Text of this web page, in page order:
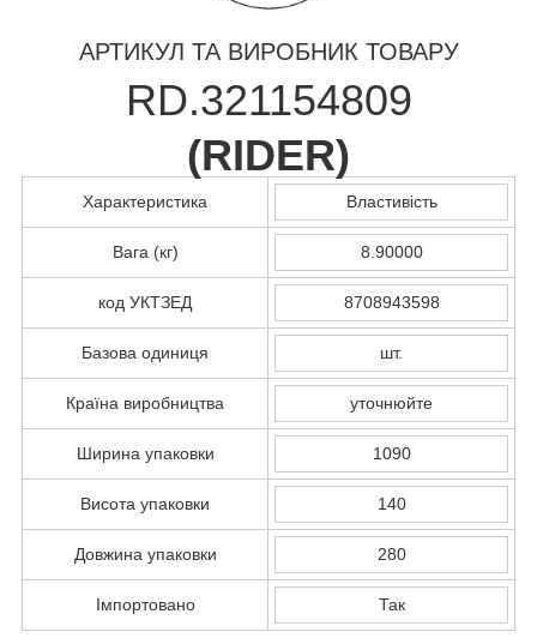
АРТИКУЛ ТА ВИРОБНИК ТОВАРУ
RD.321154809
(RIDER)
Характеристика Властивість
Вага (кг) 8.90000
код УКТЗЕД 8708943598
Базова одиниця шт.
Країна виробництва уточнюйте
Ширина упаковки 1090
Висота упаковки 140
Довжина упаковки 280
Імпортовано Так